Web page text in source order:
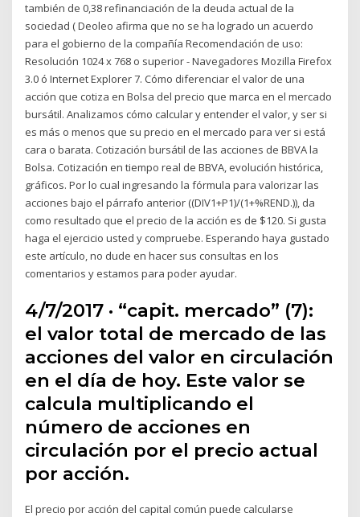
también de 0,38 refinanciación de la deuda actual de la
sociedad ( Deoleo afirma que no se ha logrado un acuerdo
para el gobierno de la compañía Recomendación de uso:
Resolución 1024 x 768 o superior - Navegadores Mozilla Firefox
3.0 ó Internet Explorer 7. Cómo diferenciar el valor de una
acción que cotiza en Bolsa del precio que marca en el mercado
bursátil. Analizamos cómo calcular y entender el valor, y ser si
es más o menos que su precio en el mercado para ver si está
cara o barata. Cotización bursátil de las acciones de BBVA la
Bolsa. Cotización en tiempo real de BBVA, evolución histórica,
gráficos. Por lo cual ingresando la fórmula para valorizar las
acciones bajo el párrafo anterior ((DIV1+P1)/(1+%REND.)), da
como resultado que el precio de la acción es de $120. Si gusta
haga el ejercicio usted y compruebe. Esperando haya gustado
este artículo, no dude en hacer sus consultas en los
comentarios y estamos para poder ayudar.
4/7/2017 · “capit. mercado” (7):
el valor total de mercado de las
acciones del valor en circulación
en el día de hoy. Este valor se
calcula multiplicando el
número de acciones en
circulación por el precio actual
por acción.
El precio por acción del capital común puede calcularse